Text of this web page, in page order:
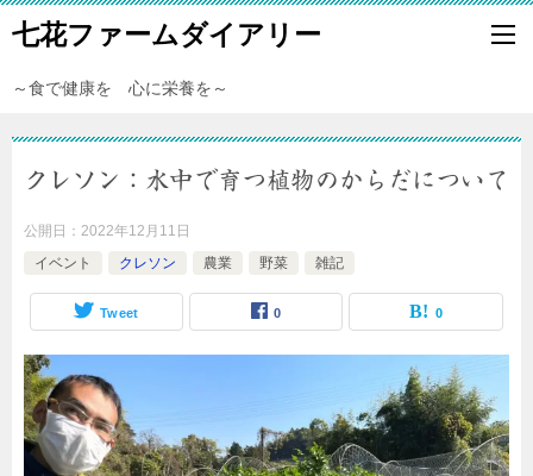
七花ファームダイアリー
～食で健康を 心に栄養を～
クレソン：水中で育つ植物のからだについて
公開日： 2022年12月11日
イベント
クレソン 農業 野菜 雑記
Tweet 0 0